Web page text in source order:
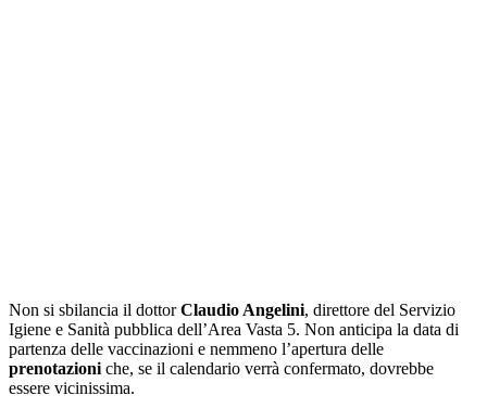
Non si sbilancia il dottorClaudio Angelini, direttore del Servizio
Igiene e Sanità pubblica dell’Area Vasta 5. Non anticipa la data di
partenza delle vaccinazioni e nemmeno l’apertura delle
prenotazioni che, se il calendario verrà confermato, dovrebbe
essere vicinissima.